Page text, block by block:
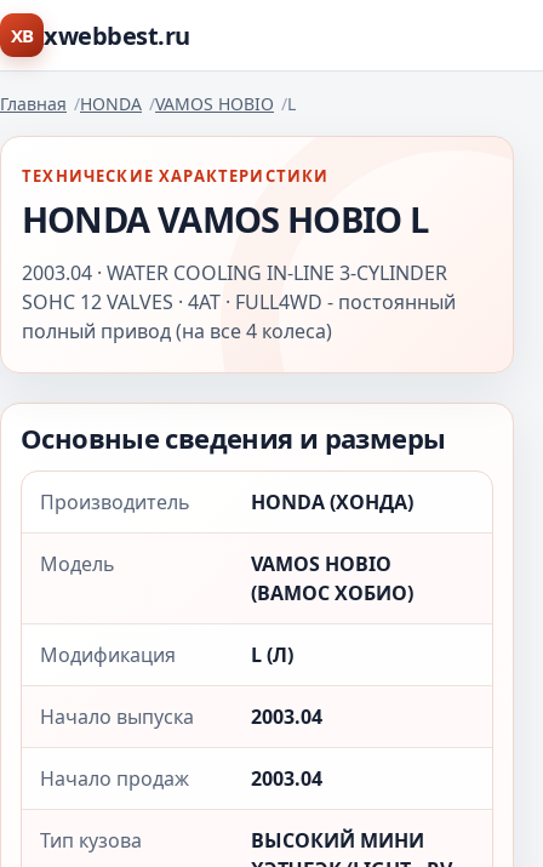
XB xwebbest.ru
Главная HONDA VAMOS HOBIO L
ТЕХНИЧЕСКИЕ ХАРАКТЕРИСТИКИ
HONDA VAMOS HOBIO L
2003.04 · WATER COOLING IN-LINE 3-CYLINDER
SOHC 12 VALVES · 4AT · FULL4WD - постоянный
полный привод (на все 4 колеса)
Основные сведения и размеры
Производитель HONDA (ХОНДА)
Модель
VAMOS HOBIO
(ВАМОС ХОБИО)
Модификация L (Л)
Начало выпуска 2003.04
Начало продаж 2003.04
Тип кузова
ВЫСОКИЙ МИНИ